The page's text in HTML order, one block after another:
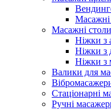
Масажні
Масажні
Ніжки з
Ніжки з
Ніжки з
Валики для
Стаціонарні
Ручні